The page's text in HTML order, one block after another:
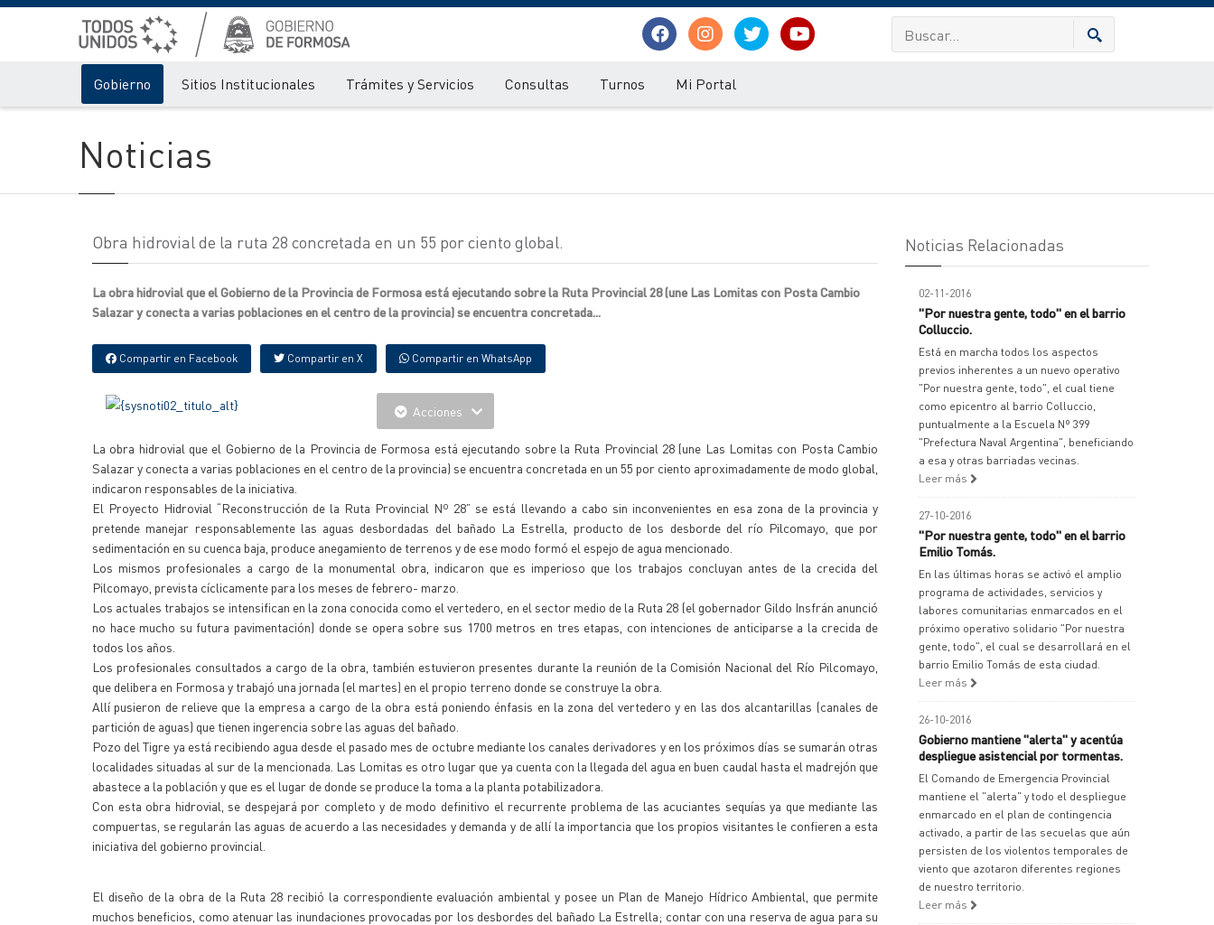
Gobierno Sitios Institucionales Trámites y Servicios Consultas Turnos Mi Portal
Noticias
Obra hidrovial de la ruta 28 concretada en un 55 por ciento global.
La obra hidrovial que el Gobierno de la Provincia de Formosa está ejecutando sobre la Ruta Provincial 28 (une Las Lomitas con Posta Cambio
Salazar y conecta a varias poblaciones en el centro de la provincia) se encuentra concretada...
Compartir en Facebook Compartir en X Compartir en WhatsApp
Acciones
La obra hidrovial que el Gobierno de la Provincia de Formosa está ejecutando sobre la Ruta Provincial 28 (une Las Lomitas con Posta Cambio
Salazar y conecta a varias poblaciones en el centro de la provincia) se encuentra concretada en un 55 por ciento aproximadamente de modo global,
indicaron responsables de la iniciativa.
El Proyecto Hidrovial “Reconstrucción de la Ruta Provincial Nº 28” se está llevando a cabo sin inconvenientes en esa zona de la provincia y
pretende manejar responsablemente las aguas desbordadas del bañado La Estrella, producto de los desborde del río Pilcomayo, que por
sedimentación en su cuenca baja, produce anegamiento de terrenos y de ese modo formó el espejo de agua mencionado.
Los mismos profesionales a cargo de la monumental obra, indicaron que es imperioso que los trabajos concluyan antes de la crecida del
Pilcomayo, prevista cíclicamente para los meses de febrero- marzo.
Los actuales trabajos se intensifican en la zona conocida como el vertedero, en el sector medio de la Ruta 28 (el gobernador Gildo Insfrán anunció
no hace mucho su futura pavimentación) donde se opera sobre sus 1700 metros en tres etapas, con intenciones de anticiparse a la crecida de
todos los años.
Los profesionales consultados a cargo de la obra, también estuvieron presentes durante la reunión de la Comisión Nacional del Río Pilcomayo,
que delibera en Formosa y trabajó una jornada (el martes) en el propio terreno donde se construye la obra.
Allí pusieron de relieve que la empresa a cargo de la obra está poniendo énfasis en la zona del vertedero y en las dos alcantarillas (canales de
partición de aguas) que tienen ingerencia sobre las aguas del bañado.
Pozo del Tigre ya está recibiendo agua desde el pasado mes de octubre mediante los canales derivadores y en los próximos días se sumarán otras
localidades situadas al sur de la mencionada. Las Lomitas es otro lugar que ya cuenta con la llegada del agua en buen caudal hasta el madrejón que
abastece a la población y que es el lugar de donde se produce la toma a la planta potabilizadora.
Con esta obra hidrovial, se despejará por completo y de modo definitivo el recurrente problema de las acuciantes sequías ya que mediante las
compuertas, se regularán las aguas de acuerdo a las necesidades y demanda y de allí la importancia que los propios visitantes le confieren a esta
iniciativa del gobierno provincial.
El diseño de la obra de la Ruta 28 recibió la correspondiente evaluación ambiental y posee un Plan de Manejo Hídrico Ambiental, que permite
muchos beneficios, como atenuar las inundaciones provocadas por los desbordes del bañado La Estrella; contar con una reserva de agua para su
Noticias Relacionadas
02-11-2016
"Por nuestra gente, todo" en el barrio
Colluccio.
Está en marcha todos los aspectos
previos inherentes a un nuevo operativo
"Por nuestra gente, todo", el cual tiene
como epicentro al barrio Colluccio,
puntualmente a la Escuela Nº 399
"Prefectura Naval Argentina", beneficiando
a esa y otras barriadas vecinas.
Leer más
27-10-2016
"Por nuestra gente, todo" en el barrio
Emilio Tomás.
En las últimas horas se activó el amplio
programa de actividades, servicios y
labores comunitarias enmarcados en el
próximo operativo solidario "Por nuestra
gente, todo", el cual se desarrollará en el
barrio Emilio Tomás de esta ciudad.
Leer más
26-10-2016
Gobierno mantiene "alerta" y acentúa
despliegue asistencial por tormentas.
El Comando de Emergencia Provincial
mantiene el "alerta" y todo el despliegue
enmarcado en el plan de contingencia
activado, a partir de las secuelas que aún
persisten de los violentos temporales de
viento que azotaron diferentes regiones
de nuestro territorio.
Leer más